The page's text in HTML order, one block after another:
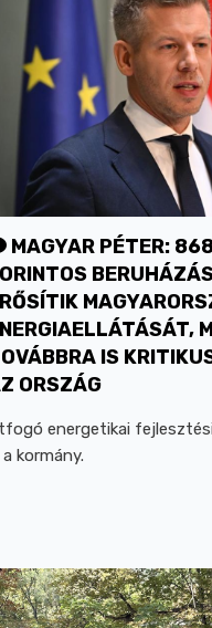
MAGYAR PÉTER:
IS
ORSZÁG
energetikai
a kormány.